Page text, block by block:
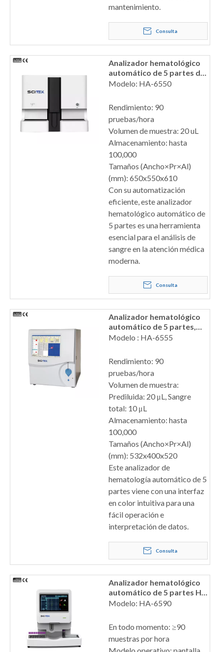
mantenimiento.
Consulta
Analizador hematológico
automático de 5 partes de
alta eficiencia
Modelo: HA-6550
Rendimiento: 90
pruebas/hora
Volumen de muestra: 20 uL
Almacenamiento: hasta
100,000
Tamaños (Ancho×Pr×Al)
(mm): 650x550x610
Con su automatización
eficiente, este analizador
hematológico automático de
5 partes es una herramienta
esencial para el análisis de
sangre en la atención médica
moderna.
Consulta
Analizador hematológico
automático de 5 partes,
HA-6555
Modelo : HA-6555
Rendimiento: 90
pruebas/hora
Volumen de muestra:
Prediluida: 20 μL, Sangre
total: 10 μL
Almacenamiento: hasta
100,000
Tamaños (Ancho×Pr×Al)
(mm): 532x400x520
Este analizador de
hematología automático de 5
partes viene con una interfaz
en color intuitiva para una
fácil operación e
interpretación de datos.
Consulta
Analizador hematológico
automático de 5 partes HA-
6590
Modelo: HA-6590
En todo momento: ≥90
muestras por hora